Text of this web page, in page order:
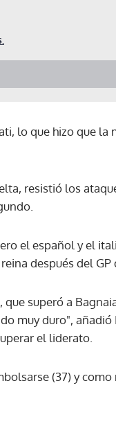
boletín.
ACEPTAR
lo que hizo que la
resistió los
el español y el
después del GP
superó a
muy duro",
el liderato.
(37) y